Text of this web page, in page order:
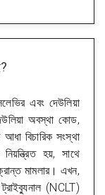
এবং দেউলিয়া
অবস্থা কোড,
বিচারিক সংস্থা
হয়, সাথে
মামলার। এখন,
(NCLT)